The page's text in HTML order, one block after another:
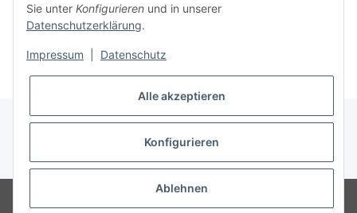
Weiter
* Alle Preise inkl. gesetzlicher USt., zzgl.Versand
Sie unter Konfigurieren und in unserer
Datenschutzerklärung.
Impressum Datenschutz
Alle akzeptieren
Konfigurieren
Ablehnen